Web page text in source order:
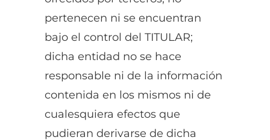
pertenecen ni se encuentran
bajo el control del TITULAR;
dicha entidad no se hace
responsable ni de la información
contenida en los mismos ni de
cualesquiera efectos que
pudieran derivarse de dicha